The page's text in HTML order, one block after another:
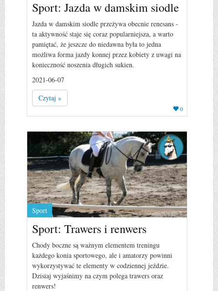
Sport: Jazda w damskim siodle
Jazda w damskim siodle przeżywa obecnie renesans -
ta aktywność staje się coraz popularniejsza, a warto
pamiętać, że jeszcze do niedawna była to jedna
możliwa forma jazdy konnej przez kobiety z uwagi na
konieczność noszenia długich sukien.
2021-06-07
Czytaj »
0
Sport
Sport: Trawers i renwers
Chody boczne są ważnym elementem treningu
każdego konia sportowego, ale i amatorzy powinni
wykorzystywać te elementy w codziennej jeździe.
Dzisiaj wyjaśnimy na czym polega trawers oraz
renwers!